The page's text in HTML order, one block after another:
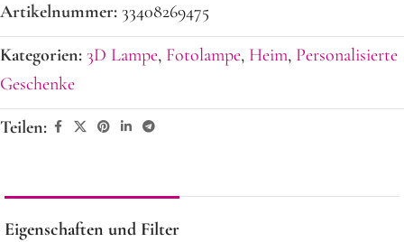
Artikelnummer: 33408269475
Kategorien: 3D Lampe, Fotolampe, Heim, Personalisierte
Geschenke
Teilen:
Eigenschaften und Filter